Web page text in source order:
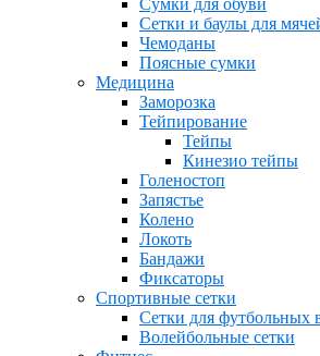
Сетки и баулы для
Чемоданы
Поясные сумки
Медицина
Заморозка
Тейпирование
Тейпы
Кинезио тейпы
Голеностоп
Запястье
Колено
Локоть
Бандажи
Фиксаторы
Спортивные сетки
Сетки для футбольных
Волейбольные сетки